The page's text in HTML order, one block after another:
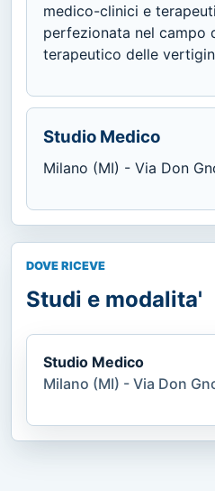
medico-clinici e
perfezionata nel campo
terapeutico delle
Studio Medico
Milano (MI) - Via Don
DOVE RICEVE
Studi e modalita'
Studio Medico
Milano (MI) - Via Don